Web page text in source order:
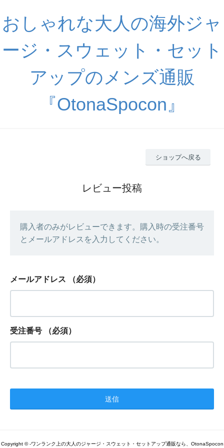
おしゃれな大人の海外ジャ
ージ・スウェット・セット
アップのメンズ通販
『OtonaSpocon』
ショップへ戻る
レビュー投稿
購入者のみがレビューできます。購入時の受注番号
とメールアドレスを入力してください。
メールアドレス （必須）
受注番号 （必須）
Copyright © -ワンランク上の大人のジャージ・スウェット・セットアップ通販なら、OtonaSpocon